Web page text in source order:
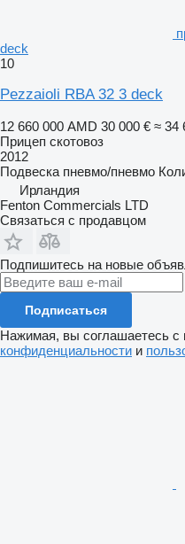
deck
10
Pezzaioli RBA 32 3 deck
12 660 000 AMD 30 000 € ≈ 34
Прицеп скотовоз
2012
Подвеска пневмо/пневмо
Ирландия
Fenton Commercials LTD
Связаться с продавцом
Подпишитесь на новые
Подписаться
Нажимая, вы соглашаетесь с
конфиденциальности и